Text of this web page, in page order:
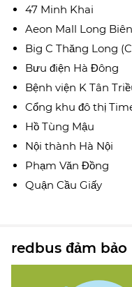
47 Minh Khai
Aeon Mall Long
Big C Thăng Long
Bưu điện Hà Đông
Bệnh viện K Tân
Cổng khu đô thị
Hồ Tùng Mậu
Nội thành Hà Nội
Phạm Văn Đồng
Quận Cầu Giấy
redbus đảm bảo